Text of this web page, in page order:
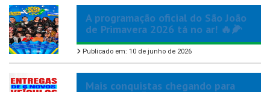
A programação oficial do São João
de Primavera 2026 tá no ar! 🔥🌽
Publicado em: 10 de junho de 2026
Mais conquistas chegando para